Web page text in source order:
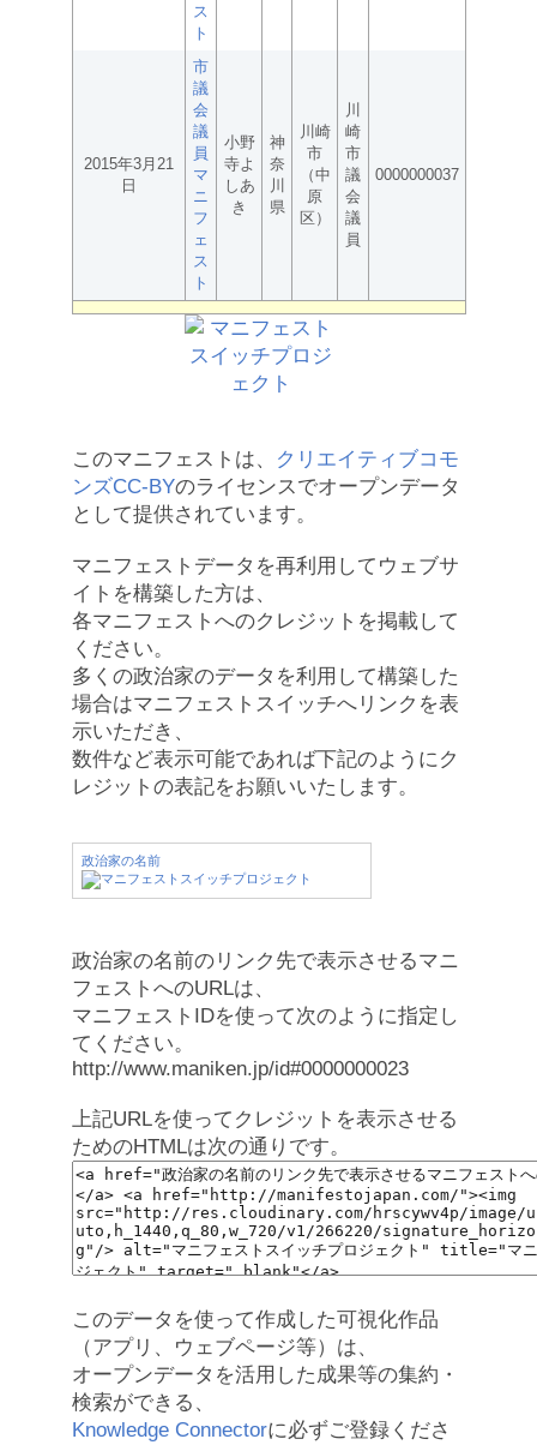
ス
ト
2015年3月21
日
市
議
会
議
員
マ
ニ
フ
ェ
ス
ト
小野
寺よ
しあ
き
神
奈
川
県
川崎
市
（中
原
区）
川
崎
市
議
会
議
員
0000000037
このマニフェストは、
クリエイティブコモ
ンズCC-BYのライセンスでオープンデータ
として提供されています。
マニフェストデータを再利用してウェブサ
イトを構築した方は、
各マニフェストへのクレジットを掲載して
ください。
多くの政治家のデータを利用して構築した
場合はマニフェストスイッチへリンクを表
示いただき、
数件など表示可能であれば下記のようにク
レジットの表記をお願いいたします。
政治家の名前
政治家の名前のリンク先で表示させるマニ
フェストへのURLは、
マニフェストIDを使って次のように指定し
てください。
http://www.maniken.jp/id#0000000023
上記URLを使ってクレジットを表示させる
ためのHTMLは次の通りです。
このデータを使って作成した可視化作品
（アプリ、ウェブページ等）は、
オープンデータを活用した成果等の集約・
検索ができる、
Knowledge Connectorに必ずご登録くださ